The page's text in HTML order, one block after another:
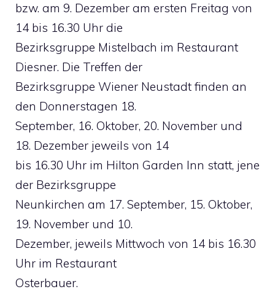
bzw. am 9. Dezember am ersten Freitag von
14 bis 16.30 Uhr die
Bezirksgruppe Mistelbach im Restaurant
Diesner. Die Treffen der
Bezirksgruppe Wiener Neustadt finden an
den Donnerstagen 18.
September, 16. Oktober, 20. November und
18. Dezember jeweils von 14
bis 16.30 Uhr im Hilton Garden Inn statt, jene
der Bezirksgruppe
Neunkirchen am 17. September, 15. Oktober,
19. November und 10.
Dezember, jeweils Mittwoch von 14 bis 16.30
Uhr im Restaurant
Osterbauer.